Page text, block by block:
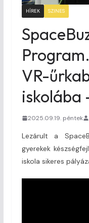
HÍREK SZINES
VR-
iskolába
2025.09.19. péntek
Lezárult a
gyerekek
iskola sikeres